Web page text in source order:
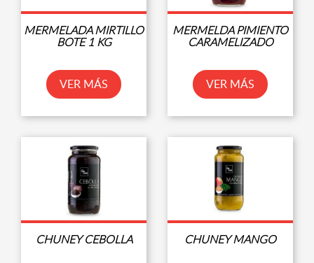
MERMELADA MIRTILLO
BOTE 1 KG
VER MÁS
MERMELDA PIMIENTO
CARAMELIZADO
VER MÁS
CHUNEY CEBOLLA CHUNEY MANGO